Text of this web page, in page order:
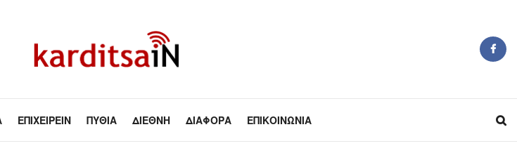
ΕΠΙΧΕΙΡΕΊΝ ΠΥΘΊΑ ΔΙΕΘΝΉ ΔΙΆΦΟΡΑ ΕΠΙΚΟΙΝΩΝΊΑ